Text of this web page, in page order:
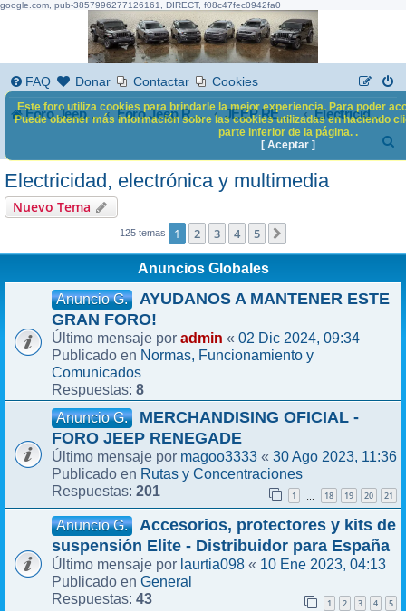
google.com, pub-3857996277126161, DIRECT, f08c47fec0942fa0
FAQ Donar Contactar Cookies
Foro Jeep Renegade Foro Jeep Renegade JEEP RENEGADE
Electricidad, electrónica y multimedia
Electricidad, electrónica y multimedia
Nuevo Tema
125 temas 1 2 3 4 5
Anuncios Globales
Anuncio G.
AYUDANOS A MANTENER ESTE
GRAN FORO!
Último mensaje por admin « 02 Dic 2024, 09:34
Publicado en Normas, Funcionamiento y
Comunicados
Respuestas: 8
Anuncio G.
MERCHANDISING OFICIAL -
FORO JEEP RENEGADE
Último mensaje por magoo3333 « 30 Ago 2023, 11:36
Publicado en Rutas y Concentraciones
Respuestas: 201 1 … 18 19 20 21
Anuncio G.
Accesorios, protectores y kits de
suspensión Elite - Distribuidor para España
Último mensaje por laurtia098 « 10 Ene 2023, 04:13
Publicado en General
Respuestas: 43 1 2 3 4 5
Este foro utiliza cookies para brindarle la mejor experiencia. Para poder
Puede obtener más información sobre las cookies utilizadas en haciendo
parte inferior de la página. .
[ Aceptar ]